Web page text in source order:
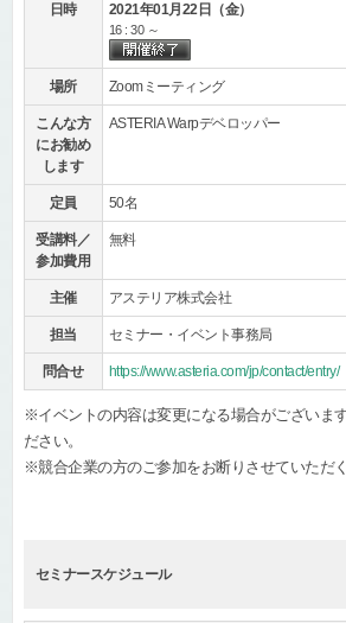
日時 2021年01月22日（金）
16 : 30 ～
場所 Zoomミーティング
こんな方
にお勧め
します
ASTERIA Warpデベロッパー
定員 50名
受講料／
参加費用
無料
主催 アステリア株式会社
担当 セミナー・イベント事務局
問合せ https://www.asteria.com/jp/contact/entry/
※イベントの内容は変更になる場合がございま
ださい。
※競合企業の方のご参加をお断りさせていただ
セミナースケジュール